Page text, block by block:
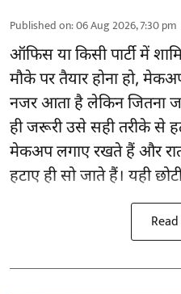
Published on:06 Aug 2026, 7:30 pm
ऑफिस या किसी पार्टी में
मौके पर तैयार होना हो,
नजर आता है लेकिन जितना
ही जरूरी उसे सही तरीके से
मेकअप लगाए रखते हैं और
हटाए ही सो जाते हैं। यही